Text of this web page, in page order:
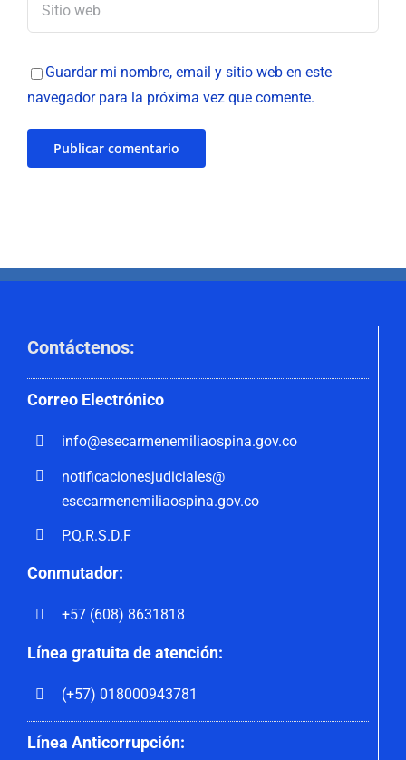
Guardar mi nombre, email y sitio web en este
navegador para la próxima vez que comente.
Contáctenos:
Correo Electrónico
info@esecarmenemiliaospina.gov.co
notificacionesjudiciales@
esecarmenemiliaospina.gov.co
P.Q.R.S.D.F
Conmutador:
+57 (608) 8631818
Línea gratuita de atención:
(+57) 018000943781
Línea Anticorrupción: